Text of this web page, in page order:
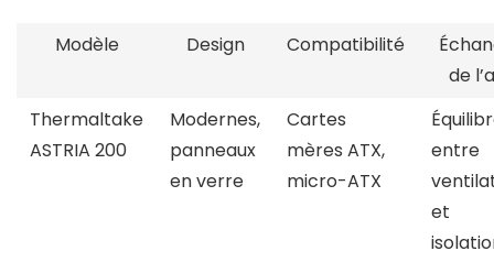
Modèle Design Compatibilité
de
Thermaltake
ASTRIA 200
Modernes,
panneaux
en verre
Cartes
mères ATX,
micro-ATX
entre
et